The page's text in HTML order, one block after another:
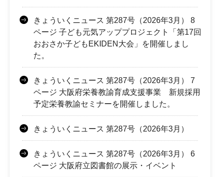
きょういくニュース 第287号（2026年3月） 8
ページ 子ども元気アッププロジェクト「第17回
おおさか子どもEKIDEN大会」を開催しまし
た。
きょういくニュース 第287号（2026年3月） 7
ページ 大阪府栄養教諭育成支援事業 新規採用
予定栄養教諭セミナーを開催しました。
きょういくニュース 第287号（2026年3月）
きょういくニュース 第287号（2026年3月） 6
ページ 大阪府立図書館の展示・イベント